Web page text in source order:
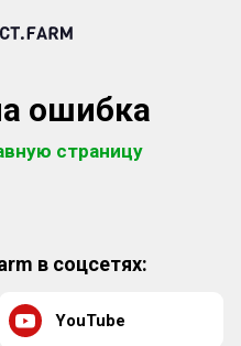
ошибка
страницу
в соцсетях:
YouTube